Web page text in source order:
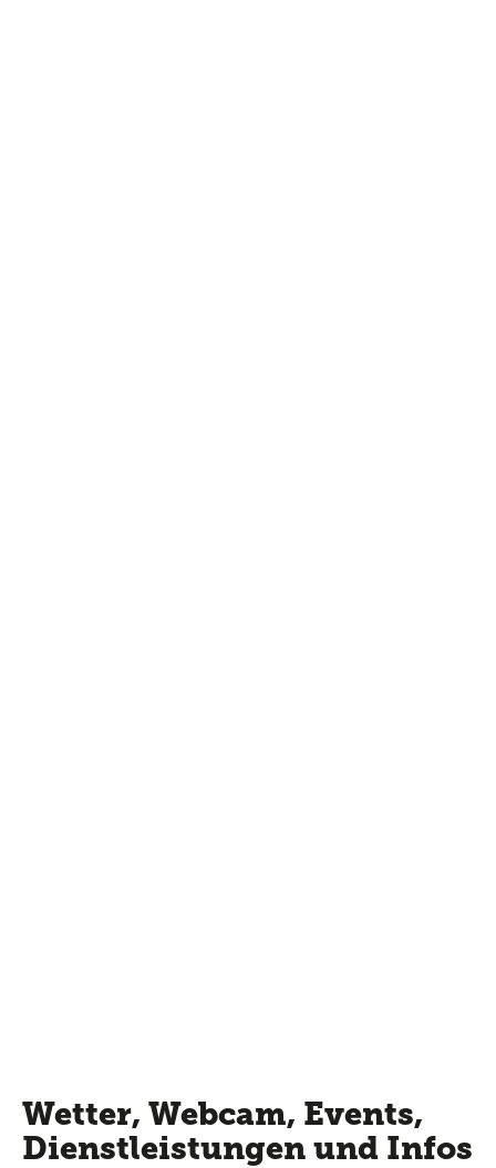
Wetter, Webcam, Events,
Dienstleistungen und Infos